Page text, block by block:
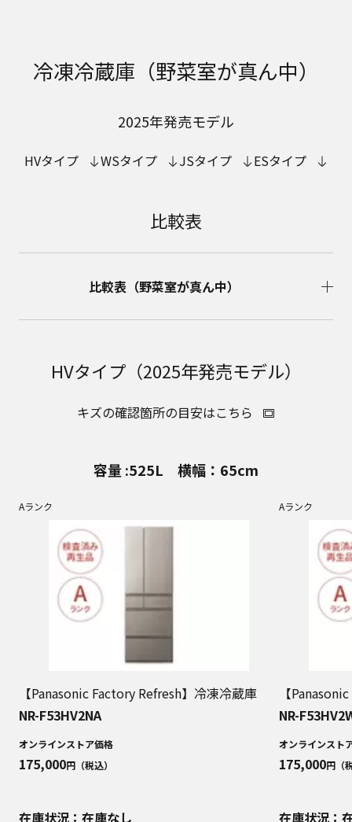
冷凍冷蔵庫（野菜室が真ん中）
2025年発売モデル
HVタイプ WSタイプ JSタイプ ESタイプ
比較表
比較表（野菜室が真ん中）
HVタイプ（2025年発売モデル）
キズの確認箇所の目安はこちら
容量 :525L 横幅：65cm
Aランク
【Panasonic Factory Refresh】冷凍冷蔵庫
NR-F53HV2NA
オンラインストア価格
175,000円（税込）
在庫状況：在庫なし
Aランク
【
NR-
オンラインスト
175,000円（
在庫状況：